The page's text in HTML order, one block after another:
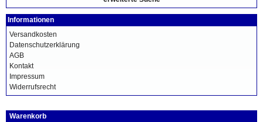
Informationen
Versandkosten
Datenschutzerklärung
AGB
Kontakt
Impressum
Widerrufsrecht
Warenkorb